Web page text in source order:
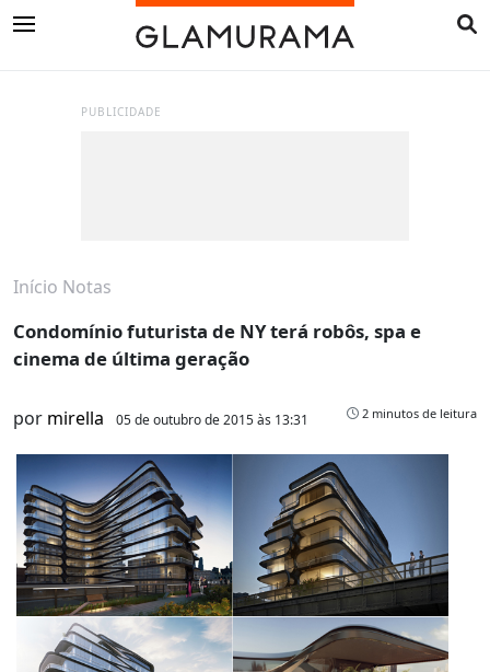
PUBLICIDADE
Início Notas
Condomínio futurista de NY terá robôs, spa e
cinema de última geração
por mirella 05 de outubro de 2015 às 13:31 2 minutos de leitura